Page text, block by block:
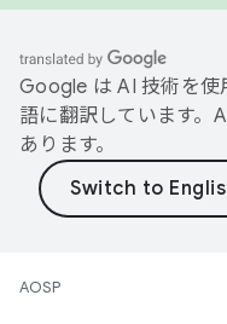
Google は AI 技術を使
語に翻訳しています。
あります。
AOSP